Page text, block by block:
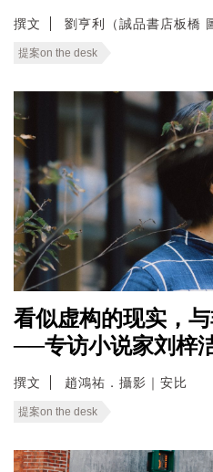
撰文 劉亨利（誠品書店板橋
提案on the desk
看似虚构的现实，
──专访小说家刘梓
撰文 趙鴻祐．攝影｜安比
提案on the desk